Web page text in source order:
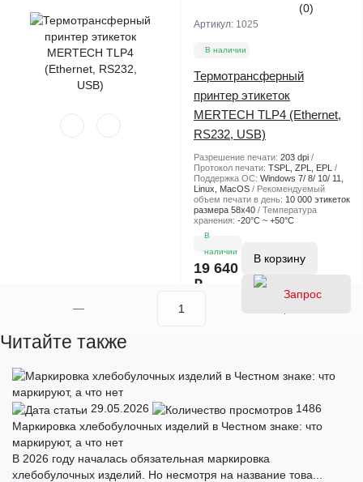
(0)
Артикул: 1025
В наличии
Термотрансферный
принтер этикеток
MERTECH TLP4 (Ethernet,
RS232, USB)
Разрешение печати: 203 dpi
Протокол печати: TSPL, ZPL, EPL
Поддержка ОС: Windows 7/ 8/ 10/ 11,
Linux, MacOS
Рекомендуемый
объем печати в день: 10 000 этикеток
размера 58х40
Температура
хранения: -20°С ~ +50°С
В
наличии
19 640
₽
В корзину
Читайте также
29.05.2026
1486
Маркировка хлебобулочных изделий в Честном знаке: что
маркируют, а что нет
В 2026 году началась обязательная маркировка
хлебобулочных изделий. Но несмотря на название това...